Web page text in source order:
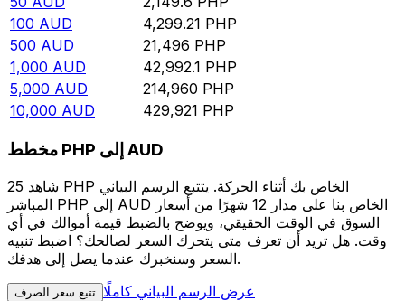
100 AUD 4,299.21 PHP
500 AUD 21,496 PHP
1,000 AUD 42,992.1 PHP
5,000 AUD 214,960 PHP
10,000 AUD 429,921 PHP
مخطط PHP إلى AUD
شاهد 25 PHP الخاص بك أثناء الحركة. يتتبع الرسم البياني
المباشر PHP إلى AUD الخاص بنا على مدار 12 شهرًا من أسعار
السوق في الوقت الحقيقي، ويوضح بالضبط قيمة أموالك في أي
وقت. هل تريد أن تعرف متى يتحرك السعر لصالحك؟ اضبط تنبيه
السعر وسنخبرك عندما يصل إلى هدفك.
تتبع سعر الصرف عرض الرسم البياني كاملًا